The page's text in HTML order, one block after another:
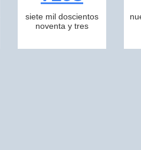
siete mil doscientos
noventa y tres